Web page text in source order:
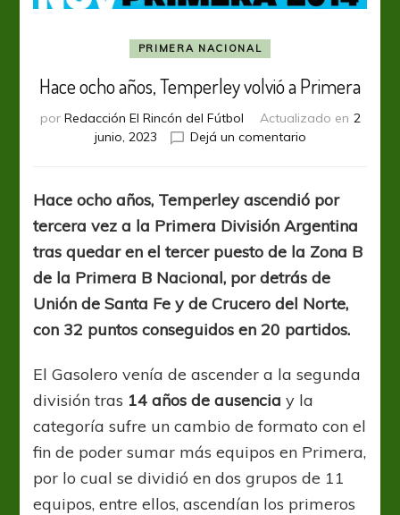
PRIMERA NACIONAL
Hace ocho años, Temperley volvió a Primera
por Redacción El Rincón del Fútbol Actualizado en 2
junio, 2023
Dejá un comentarioen
años,
Temperley
volvió
a
Primera
Hace ocho años, Temperley ascendió por
tercera vez a la Primera División Argentina
tras quedar en el tercer puesto de la Zona B
de la Primera B Nacional, por detrás de
Unión de Santa Fe y de Crucero del Norte,
con 32 puntos conseguidos en 20 partidos.
El Gasolero venía de ascender a la segunda
división tras 14 años de ausencia y la
categoría sufre un cambio de formato con el
fin de poder sumar más equipos en Primera,
por lo cual se dividió en dos grupos de 11
equipos, entre ellos, ascendían los primeros